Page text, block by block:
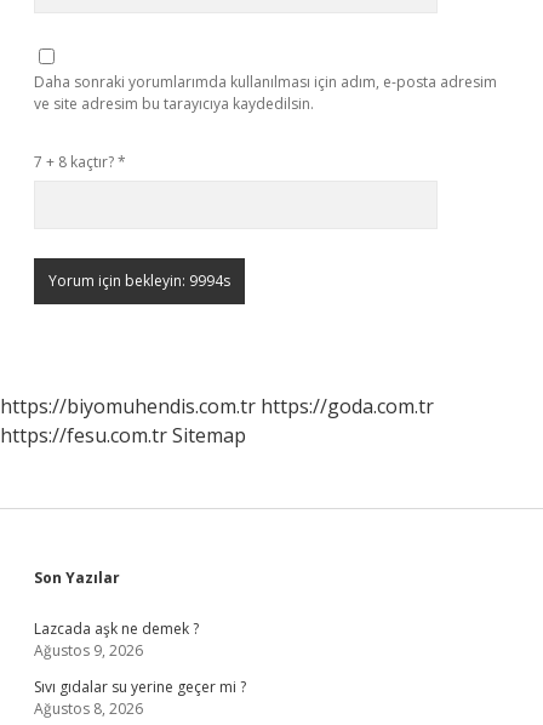
Daha sonraki yorumlarımda kullanılması için adım, e-posta adresim
ve site adresim bu tarayıcıya kaydedilsin.
7 + 8 kaçtır?*
https://biyomuhendis.com.tr https://goda.com.tr
https://fesu.com.trSitemap
Sidebar
Son Yazılar
Lazcada aşk ne demek ?
Ağustos 9, 2026
Sıvı gıdalar su yerine geçer mi ?
Ağustos 8, 2026